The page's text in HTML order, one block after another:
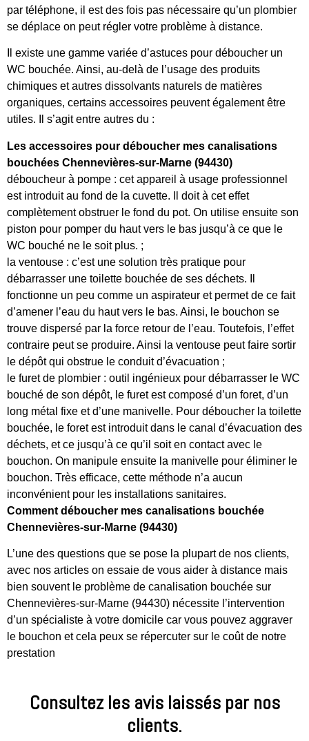
par téléphone, il est des fois pas nécessaire qu’un plombier
se déplace on peut régler votre problème à distance.
Il existe une gamme variée d’astuces pour déboucher un
WC bouchée. Ainsi, au-delà de l’usage des produits
chimiques et autres dissolvants naturels de matières
organiques, certains accessoires peuvent également être
utiles. Il s’agit entre autres du :
Les accessoires pour déboucher mes canalisations
bouchées Chennevières-sur-Marne (94430)
déboucheur à pompe : cet appareil à usage professionnel
est introduit au fond de la cuvette. Il doit à cet effet
complètement obstruer le fond du pot. On utilise ensuite son
piston pour pomper du haut vers le bas jusqu’à ce que le
WC bouché ne le soit plus. ;
la ventouse : c’est une solution très pratique pour
débarrasser une toilette bouchée de ses déchets. Il
fonctionne un peu comme un aspirateur et permet de ce fait
d’amener l’eau du haut vers le bas. Ainsi, le bouchon se
trouve dispersé par la force retour de l’eau. Toutefois, l’effet
contraire peut se produire. Ainsi la ventouse peut faire sortir
le dépôt qui obstrue le conduit d’évacuation ;
le furet de plombier : outil ingénieux pour débarrasser le WC
bouché de son dépôt, le furet est composé d’un foret, d’un
long métal fixe et d’une manivelle. Pour déboucher la toilette
bouchée, le foret est introduit dans le canal d’évacuation des
déchets, et ce jusqu’à ce qu’il soit en contact avec le
bouchon. On manipule ensuite la manivelle pour éliminer le
bouchon. Très efficace, cette méthode n’a aucun
inconvénient pour les installations sanitaires.
Comment déboucher mes canalisations bouchée
Chennevières-sur-Marne (94430)
L’une des questions que se pose la plupart de nos clients,
avec nos articles on essaie de vous aider à distance mais
bien souvent le problème de canalisation bouchée sur
Chennevières-sur-Marne (94430) nécessite l’intervention
d’un spécialiste à votre domicile car vous pouvez aggraver
le bouchon et cela peux se répercuter sur le coût de notre
prestation
Consultez les avis laissés par nos
clients.